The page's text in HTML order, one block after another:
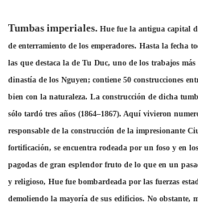
Tumbas imperiales. Hue fue la antigua capital
de enterramiento de los emperadores. Hasta la fecha
las que destaca la de Tu Duc, uno de los trabajos
dinastía de los Nguyen; contiene 50 construcciones
bien con la naturaleza. La construcción de dicha
sólo tardó tres años (1864–1867). Aquí vivieron
responsable de la construcción de la impresionante
fortificación, se encuentra rodeada por un foso y en
pagodas de gran esplendor fruto de lo que en un
y religioso, Hue fue bombardeada por las fuerzas
demoliendo la mayoría de sus edificios. No obstante,